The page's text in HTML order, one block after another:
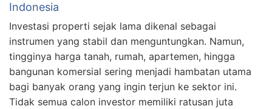
Indonesia
Investasi properti sejak lama dikenal sebagai
instrumen yang stabil dan menguntungkan. Namun,
tingginya harga tanah, rumah, apartemen, hingga
bangunan komersial sering menjadi hambatan utama
bagi banyak orang yang ingin terjun ke sektor ini.
Tidak semua calon investor memiliki ratusan juta